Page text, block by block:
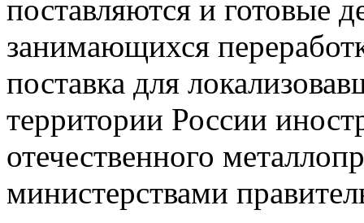
поставляются и готовые
занимающихся
поставка для
территории России
отечественного
министерствами